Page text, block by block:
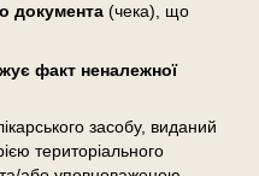
документа (чека), що
факт неналежної
засобу, виданий
територіального